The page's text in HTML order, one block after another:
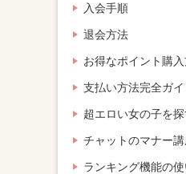
入会手順
退会方法
お得なポイント購
支払い方法完全ガイ
超エロい女の子を
チャットのマナー講
ランキング機能の